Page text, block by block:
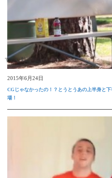
すごい動画
2015年6月24日
CGじゃなかったの！？とうとうあの上半身と
場！